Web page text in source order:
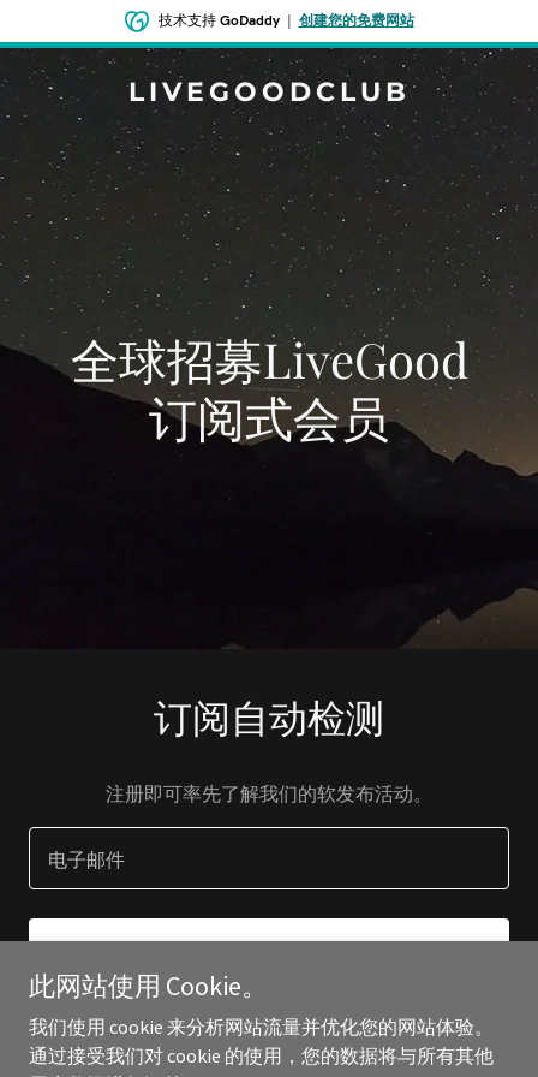
技术支持 GoDaddy| 创建您的免费网站
LIVEGOODCLUB
全球招募LiveGood
订阅式会员
订阅自动检测
注册即可率先了解我们的软发布活动。
电子邮件
此网站使用 Cookie。
我们使用 cookie 来分析网站流量并优化您的网站体验。
通过接受我们对 cookie 的使用，您的数据将与所有其他